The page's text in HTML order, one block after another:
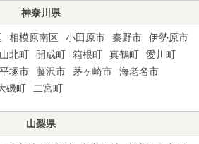
神奈川県
相模原南区 小田原市 秦野市
伊勢原市
山北町 開成町 箱根町 真鶴町
愛川町
平塚市 藤沢市 茅ヶ崎市
海老名市
磯町 二宮町
山梨県